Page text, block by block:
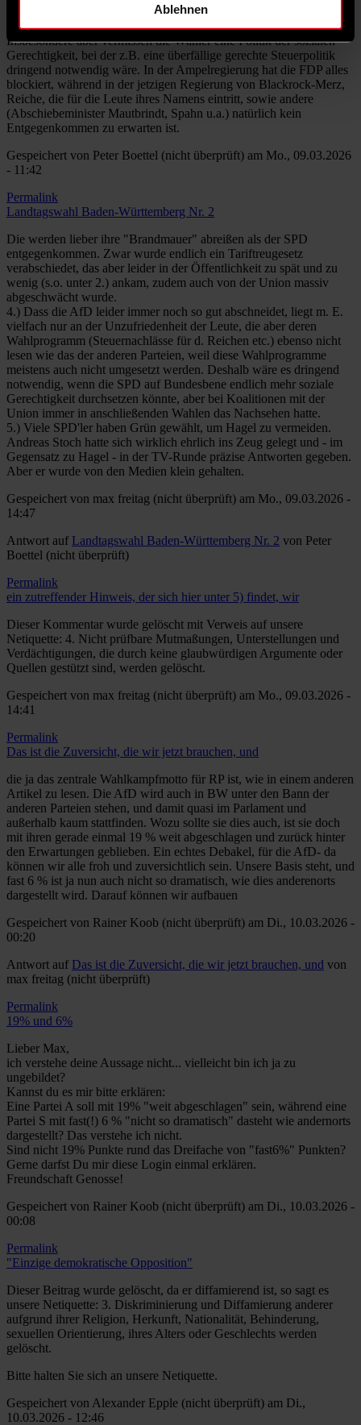
Ablehnen
3.) war die Unterstützung von der Bundesebene m. E. sehr mager.
Insbesondere aber vermissen die Wähler eine Politik der sozialen
Gerechtigkeit, bei der z.B. eine überfällige gerechte Steuerpolitik
dringend notwendig wäre. In der Ampelregierung hat die FDP alles
blockiert, während in der jetzigen Regierung von Blackrock-Merz,
Reiche, die für die Leute ihres Namens eintritt, sowie andere
(Abschiebeminister Mautbrindt, Spahn u.a.) natürlich kein
Entgegenkommen zu erwarten ist.
Gespeichert von Peter Boettel (nicht überprüft) am Mo., 09.03.2026
- 11:42
Permalink
Landtagswahl Baden-Württemberg Nr. 2
Die werden lieber ihre "Brandmauer" abreißen als der SPD
entgegenkommen. Zwar wurde endlich ein Tariftreugesetz
verabschiedet, das aber leider in der Öffentlichkeit zu spät und zu
wenig (s.o. unter 2.) ankam, zudem auch von der Union massiv
abgeschwächt wurde.
4.) Dass die AfD leider immer noch so gut abschneidet, liegt m. E.
vielfach nur an der Unzufriedenheit der Leute, die aber deren
Wahlprogramm (Steuernachlässe für d. Reichen etc.) ebenso nicht
lesen wie das der anderen Parteien, weil diese Wahlprogramme
meistens auch nicht umgesetzt werden. Deshalb wäre es dringend
notwendig, wenn die SPD auf Bundesbene endlich mehr soziale
Gerechtigkeit durchsetzen könnte, aber bei Koalitionen mit der
Union immer in anschließenden Wahlen das Nachsehen hatte.
5.) Viele SPD'ler haben Grün gewählt, um Hagel zu vermeiden.
Andreas Stoch hatte sich wirklich ehrlich ins Zeug gelegt und - im
Gegensatz zu Hagel - in der TV-Runde präzise Antworten gegeben.
Aber er wurde von den Medien klein gehalten.
Gespeichert von max freitag (nicht überprüft) am Mo., 09.03.2026 -
14:47
Antwort auf Landtagswahl Baden-Württemberg Nr. 2 von Peter
Boettel (nicht überprüft)
Permalink
ein zutreffender Hinweis, der sich hier unter 5) findet, wir
Dieser Kommentar wurde gelöscht mit Verweis auf unsere
Netiquette: 4. Nicht prüfbare Mutmaßungen, Unterstellungen und
Verdächtigungen, die durch keine glaubwürdigen Argumente oder
Quellen gestützt sind, werden gelöscht.
Gespeichert von max freitag (nicht überprüft) am Mo., 09.03.2026 -
14:41
Permalink
Das ist die Zuversicht, die wir jetzt brauchen, und
die ja das zentrale Wahlkampfmotto für RP ist, wie in einem anderen
Artikel zu lesen. Die AfD wird auch in BW unter den Bann der
anderen Parteien stehen, und damit quasi im Parlament und
außerhalb kaum stattfinden. Wozu sollte sie dies auch, ist sie doch
mit ihren gerade einmal 19 % weit abgeschlagen und zurück hinter
den Erwartungen geblieben. Ein echtes Debakel, für die AfD- da
können wir alle froh und zuversichtlich sein. Unsere Basis steht, und
fast 6 % ist ja nun auch nicht so dramatisch, wie dies anderenorts
dargestellt wird. Darauf können wir aufbauen
Gespeichert von Rainer Koob (nicht überprüft) am Di., 10.03.2026 -
00:20
Antwort auf Das ist die Zuversicht, die wir jetzt brauchen, und von
max freitag (nicht überprüft)
Permalink
19% und 6%
Lieber Max,
ich verstehe deine Aussage nicht... vielleicht bin ich ja zu
ungebildet?
Kannst du es mir bitte erklären:
Eine Partei A soll mit 19% "weit abgeschlagen" sein, während eine
Partei S mit fast(!) 6 % "nicht so dramatisch" dasteht wie andernorts
dargestellt? Das verstehe ich nicht.
Sind nicht 19% Punkte rund das Dreifache von "fast6%" Punkten?
Gerne darfst Du mir diese Login einmal erklären.
Freundschaft Genosse!
Gespeichert von Rainer Koob (nicht überprüft) am Di., 10.03.2026 -
00:08
Permalink
"Einzige demokratische Opposition"
Dieser Beitrag wurde gelöscht, da er diffamierend ist, so sagt es
unsere Netiquette: 3. Diskriminierung und Diffamierung anderer
aufgrund ihrer Religion, Herkunft, Nationalität, Behinderung,
sexuellen Orientierung, ihres Alters oder Geschlechts werden
gelöscht.
Bitte halten Sie sich an unsere Netiquette.
Gespeichert von Alexander Epple (nicht überprüft) am Di.,
10.03.2026 - 12:46